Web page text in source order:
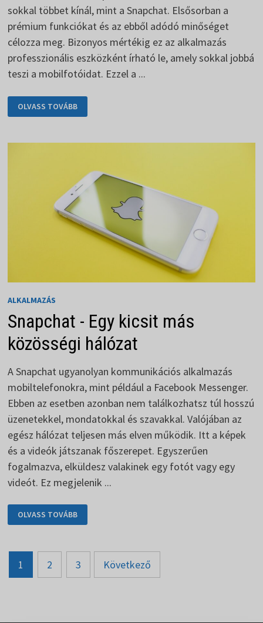
sokkal többet kínál, mint a Snapchat. Elsősorban a
prémium funkciókat és az ebből adódó minőséget
célozza meg. Bizonyos mértékig ez az alkalmazás
professzionális eszközként írható le, amely sokkal jobbá
teszi a mobilfotóidat. Ezzel a ...
VSCO
SOK
HOZ
OLVASS TOVÁBB
ALKALMAZÁS
Snapchat - Egy kicsit más
közösségi hálózat
A Snapchat ugyanolyan kommunikációs alkalmazás
mobiltelefonokra, mint például a Facebook Messenger.
Ebben az esetben azonban nem találkozhatsz túl hosszú
üzenetekkel, mondatokkal és szavakkal. Valójában az
egész hálózat teljesen más elven működik. Itt a képek
és a videók játszanak főszerepet. Egyszerűen
fogalmazva, elküldesz valakinek egy fotót vagy egy
videót. Ez megjelenik ...
SNAPCHAT
-
EGY
KÖZÖSSÉGI
HÁLÓZAT
OLVASS TOVÁBB
Bejegyzések
lapozása
1 2 3 Következő